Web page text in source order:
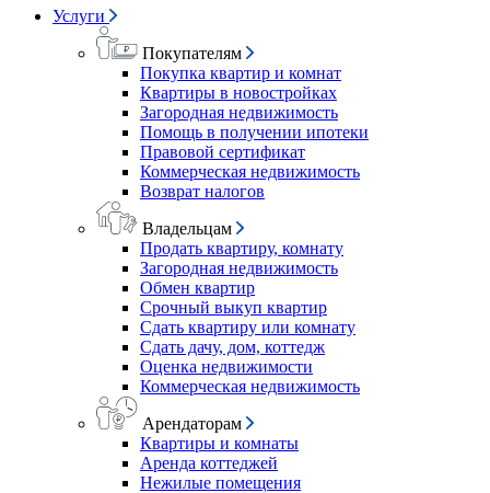
Услуги
Покупателям
Покупка квартир и комнат
Квартиры в новостройках
Загородная недвижимость
Помощь в получении ипотеки
Правовой сертификат
Коммерческая недвижимость
Возврат налогов
Владельцам
Продать квартиру, комнату
Загородная недвижимость
Обмен квартир
Срочный выкуп квартир
Сдать квартиру или комнату
Сдать дачу, дом, коттедж
Оценка недвижимости
Коммерческая недвижимость
Арендаторам
Квартиры и комнаты
Аренда коттеджей
Нежилые помещения